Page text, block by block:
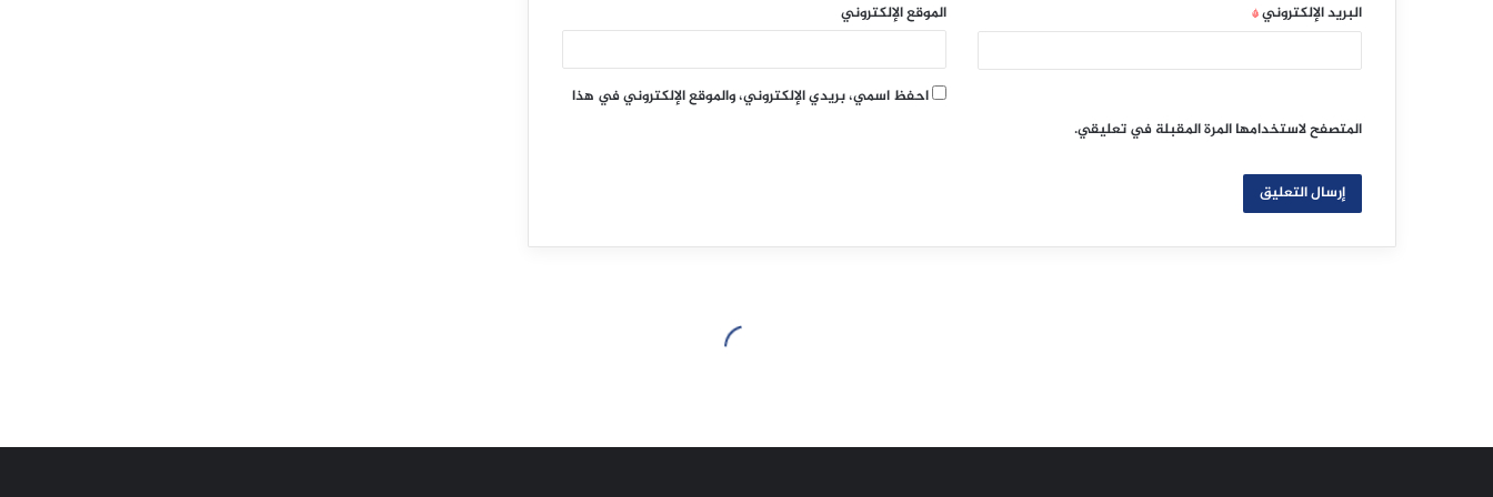
البريد الإلكتروني* الموقع الإلكتروني
احفظ اسمي، بريدي الإلكتروني، والموقع الإلكتروني في هذا
المتصفح لاستخدامها المرة المقبلة في تعليقي.